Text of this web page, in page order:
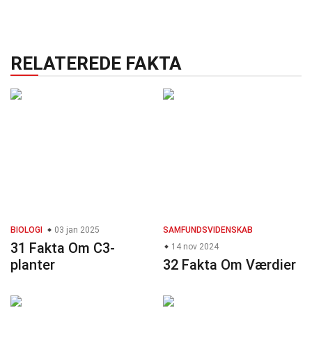
RELATEREDE FAKTA
BIOLOGI 03 jan 2025
31 Fakta Om C3-
planter
SAMFUNDSVIDENSKAB
14 nov 2024
32 Fakta Om Værdier